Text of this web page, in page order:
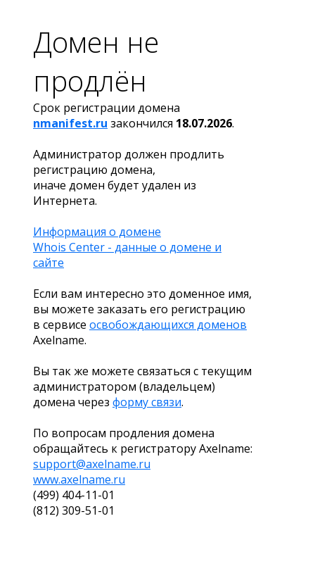
Домен не
продлён
Срок регистрации домена
nmanifest.ru закончился 18.07.2026.
Администратор должен продлить
регистрацию домена,
иначе домен будет удален из
Интернета.
Информация о домене
Whois Center - данные о домене и
сайте
Если вам интересно это доменное имя,
вы можете заказать его регистрацию
в сервисе освобождающихся доменов
Axelname.
Вы так же можете связаться с текущим
администратором (владельцем)
домена через форму связи.
По вопросам продления домена
обращайтесь к регистратору Axelname:
support@axelname.ru
www.axelname.ru
(499) 404-11-01
(812) 309-51-01